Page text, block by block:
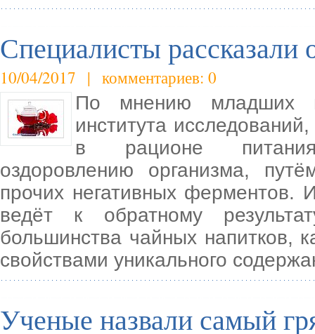
Специалисты рассказали
10/04/2017 | комментариев: 0
По мнению младших
института
в рационе питания
оздоровлению организма,
прочих негативных ферментов.
ведёт к обратному
большинства чайных напитков,
свойствами уникального
Ученые назвали самый